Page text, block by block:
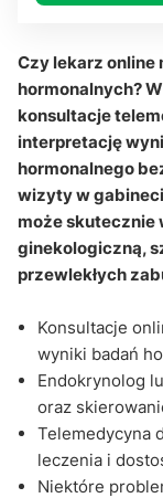
Jakie
leczenie
Czy lekarz
Czy lekarz online
hormonalnych?
konsultacje
interpretację
hormonalnego
wizyty w
może skutecznie
ginekologiczną,
przewlekłych
Konsultacje
wyniki badań
Endokrynolog
oraz
Telemedycyna
leczenia i
Niektóre